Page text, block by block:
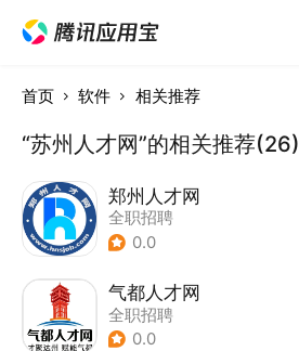
首页 软件 相关推荐
“苏州人才网”的相关推荐(26)
郑州人才网
全职招聘
0.0
气都人才网
全职招聘
0.0